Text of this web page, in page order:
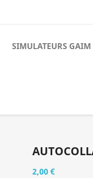
SIMULATEURS GAIM
2,00 €